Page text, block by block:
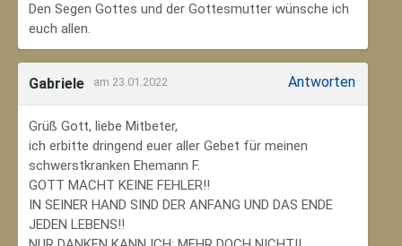
Den Segen Gottes und der Gottesmutter wünsche ich
euch allen.
Gabriele am 23.01.2022 Antworten
Grüß Gott, liebe Mitbeter,
ich erbitte dringend euer aller Gebet für meinen
schwerstkranken Ehemann F.
GOTT MACHT KEINE FEHLER!!
IN SEINER HAND SIND DER ANFANG UND DAS ENDE
JEDEN LEBENS!!